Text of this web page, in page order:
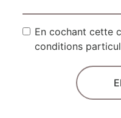
En cochant cette
conditions